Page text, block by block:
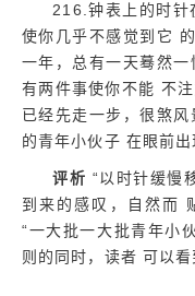
216.钟表上的时针
使你几乎不感觉到它
一年，总有一天蓦然
有两件事使你不能 不
已经先走一步，很煞
的青年小伙子 在眼前
评析 “以时针缓慢
到来的感叹，自然而
“一大批一大批青年小
则的同时，读者 可以看